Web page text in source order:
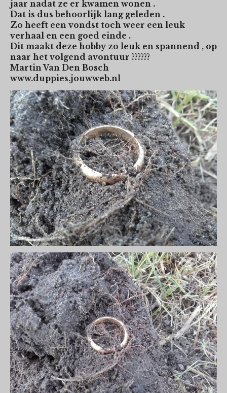
jaar nadat ze er kwamen wonen .
Dat is dus behoorlijk lang geleden .
Zo heeft een vondst toch weer een leuk
verhaal en een goed einde .
Dit maakt deze hobby zo leuk en spannend , op
naar het volgend avontuur ??????
Martin Van Den Bosch
www.duppies.jouwweb.nl